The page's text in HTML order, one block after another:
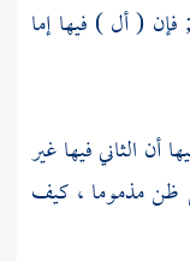
( أل ) فيها إما
أن الثاني فيها غير
ظن مذموما ، كيف